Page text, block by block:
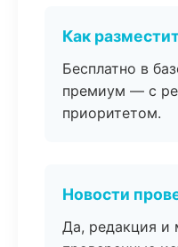
Как
Бесплатно в
премиум — с
приоритетом.
Новости
Да, редакция и